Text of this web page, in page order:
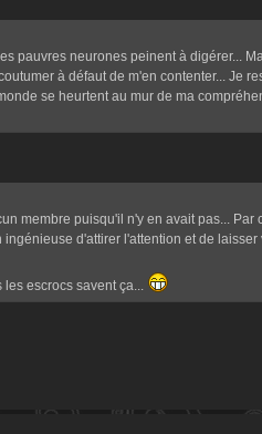
pauvres neurones peinent à digérer...
à défaut de m'en contenter... Je
se heurtent au mur de ma
membre puisqu'il n'y en avait pas... Par
d'attirer l'attention et de
escrocs savent ça...